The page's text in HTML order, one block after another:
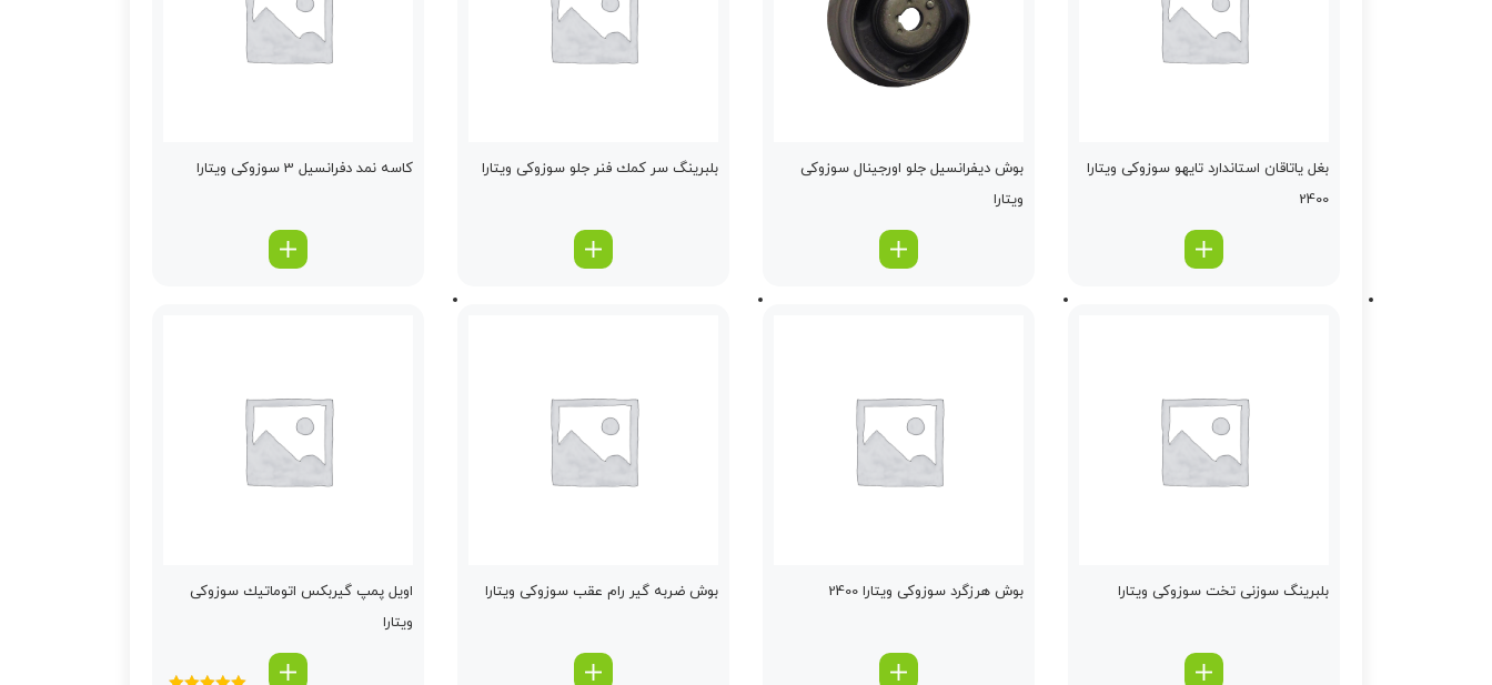
بغل یاتاقان استاندارد تایهو سوزوکی ویتارا
2400
بوش دیفرانسیل جلو اورجینال سوزوکی
ویتارا
بلبرینگ سر كمك فنر جلو سوزوکی ویتارا كاسه نمد دفرانسیل 3 سوزوکی ویتارا
بلبرینگ سوزنی تخت سوزوکی ویتارا بوش هرزگرد سوزوکی ویتارا 2400 بوش ضربه گیر رام عقب سوزوکی ویتارا
اویل پمپ گیربكس اتوماتیك سوزوکی
ویتارا